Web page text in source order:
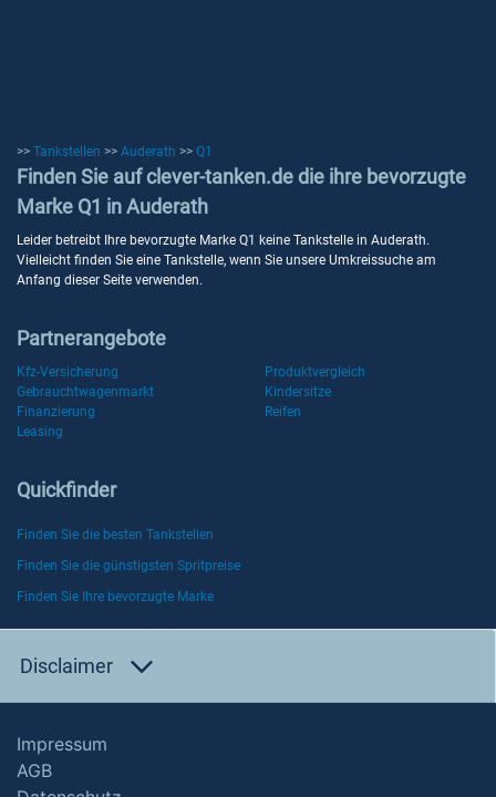
>> Tankstellen >> Auderath >> Q1
Finden Sie auf clever-tanken.de die ihre bevorzugte
Marke Q1 in Auderath
Leider betreibt Ihre bevorzugte Marke Q1 keine Tankstelle in Auderath.
Vielleicht finden Sie eine Tankstelle, wenn Sie unsere Umkreissuche am
Anfang dieser Seite verwenden.
Partnerangebote
Kfz-Versicherung
Produktvergleich
Gebrauchtwagenmarkt
Kindersitze
Finanzierung
Reifen
Leasing
Quickfinder
Finden Sie die besten Tankstellen
Finden Sie die günstigsten Spritpreise
Finden Sie Ihre bevorzugte Marke
Disclaimer
Impressum
AGB